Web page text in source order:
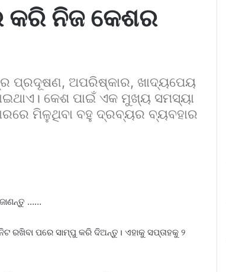
କରି ନିଜ କେଶର
ପ୍ରଦୂଷଣ, ଅପରିଷ୍କାର, ଖାଦ୍ୟପେୟ
କେଶ ପାଇଁ ଏକ ମୁଖ୍ୟ ସମସ୍ୟା
ମିଳୁଥିବା ବହୁ ଦ୍ରବ୍ୟର ବ୍ୟବହାର
……
ରଖିବା ପରେ ସାମ୍ପୁ କରି ଦିଅନ୍ତୁ। ଏହାକୁ ସପ୍ତାହକୁ ୨